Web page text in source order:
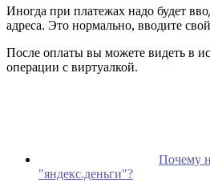
Иногда при платежах надо будет
адреса. Это нормально, вводите
После оплаты вы можете видеть в
операции с виртуалкой.
Почему
"яндекс.деньги"?